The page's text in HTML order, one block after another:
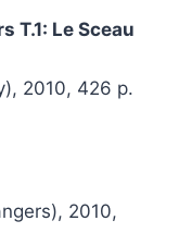
T.1: Le Sceau
2010, 426 p.
2010,